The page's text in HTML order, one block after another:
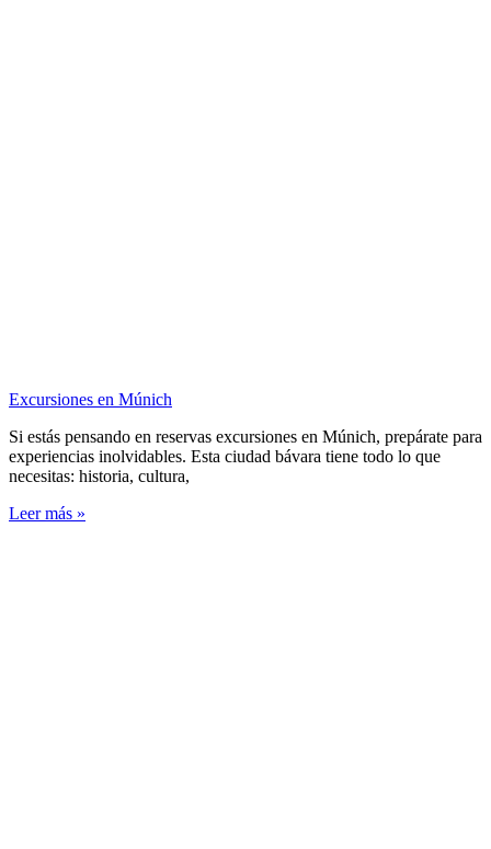
Excursiones en Múnich
Si estás pensando en reservas excursiones en Múnich, prepárate para
experiencias inolvidables. Esta ciudad bávara tiene todo lo que
necesitas: historia, cultura,
Leer más »